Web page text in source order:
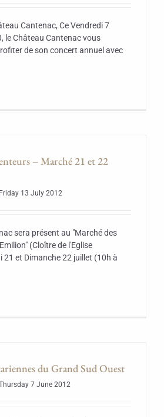
Cantenac, Ce Vendredi 7
le Château Cantenac vous
de son concert annuel avec
– Marché 21 et 22
Friday 13 July 2012
sera présent au "Marché des
(Cloître de l'Eglise
21 et Dimanche 22 juillet (10h à
du Grand Sud Ouest
7 June 2012